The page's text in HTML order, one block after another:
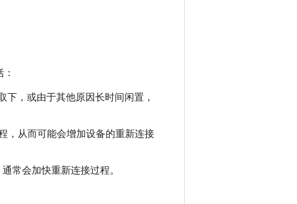
下，或由于其他原因长时间闲置，
，从而可能会增加设备的重新连接
常会加快重新连接过程。